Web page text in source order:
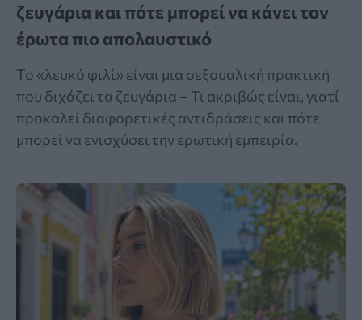
ζευγάρια και πότε μπορεί να κάνει τον
έρωτα πιο απολαυστικό
Το «λευκό φιλί» είναι μια σεξουαλική πρακτική
που διχάζει τα ζευγάρια – Τι ακριβώς είναι, γιατί
προκαλεί διαφορετικές αντιδράσεις και πότε
μπορεί να ενισχύσει την ερωτική εμπειρία.